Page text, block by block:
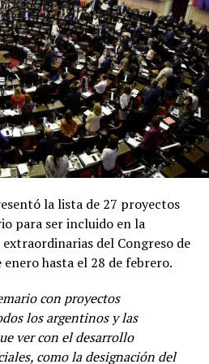
Vizzotti en una conferencia
la lista de 27 proyectos
para ser incluido en la
del Congreso de
enero hasta el 28 de febrero.
con proyectos
los argentinos y las
ver con el desarrollo
como la designación del